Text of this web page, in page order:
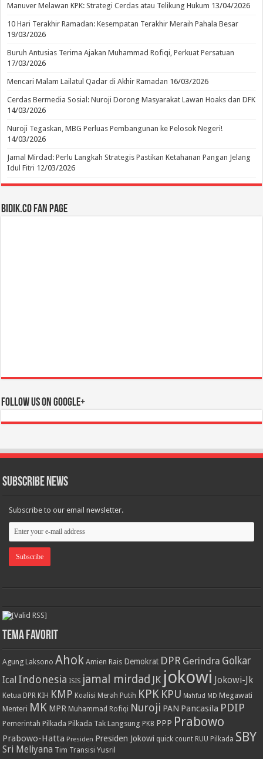
Manuver Melawan KPK: Strategi Cerdas atau Telikung Hukum 13/04/2026
10 Hari Terakhir Ramadan: Kesempatan Terakhir Meraih Pahala Besar
19/03/2026
Buruh Antusias Terima Ajakan Muhammad Rofiqi, Perkuat Persatuan
17/03/2026
Mencari Malam Lailatul Qadar di Akhir Ramadan 16/03/2026
Cerdas Bermedia Sosial: Nuroji Dorong Masyarakat Lawan Hoaks dan DFK
14/03/2026
Nuroji Tegaskan, MBG Perluas Pembangunan ke Pelosok Negeri!
14/03/2026
Jamal Mirdad: Perlu Langkah Strategis Pastikan Ketahanan Pangan Jelang
Idul Fitri 12/03/2026
BIDIK.CO Fan Page
Follow us on Google+
Subscribe News
Subscribe to our email newsletter.
Tema Favorit
Agung Laksono Ahok Amien Rais Demokrat DPR Gerindra Golkar
Ical Indonesia ISIS jamal mirdad JK jokowi Jokowi-Jk
Ketua DPR KIH KMP Koalisi Merah Putih KPK KPU Mahfud MD Megawati
Menteri MK MPR Muhammad Rofiqi Nuroji PAN Pancasila PDIP
Pemerintah Pilkada Pilkada Tak Langsung PKB PPP Prabowo
Prabowo-Hatta Presiden Presiden Jokowi quick count RUU Pilkada SBY
Sri Meliyana Tim Transisi Yusril